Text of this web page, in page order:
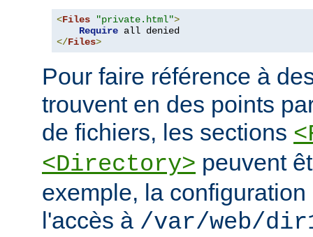
<Files "private.html">
Require
</Files>
Pour faire référence à
trouvent en des points
de fichiers, les sections
<Directory> peuvent
exemple, la
l'accès à /var/web/